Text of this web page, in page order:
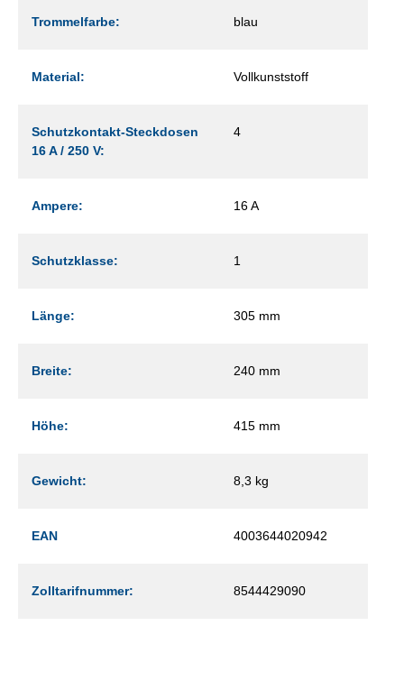
Trommelfarbe: blau
Material: Vollkunststoff
Schutzkontakt-Steckdosen
16 A / 250 V:
4
Ampere: 16 A
Schutzklasse: 1
Länge: 305 mm
Breite: 240 mm
Höhe: 415 mm
Gewicht: 8,3 kg
EAN 4003644020942
Zolltarifnummer: 8544429090